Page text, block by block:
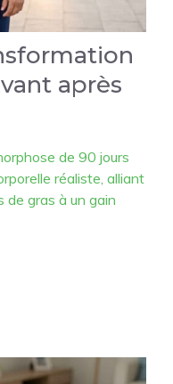
après
de 90 jours
réaliste, alliant
gras à un gain